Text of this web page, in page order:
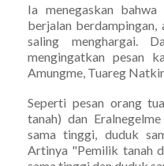
Ia menegaskan
berjalan berdampingan,
saling menghargai.
mengingatkan pesan
Amungme, Tuareg
Seperti pesan orang
tanah) dan
sama tinggi, duduk
Artinya "Pemilik tanah